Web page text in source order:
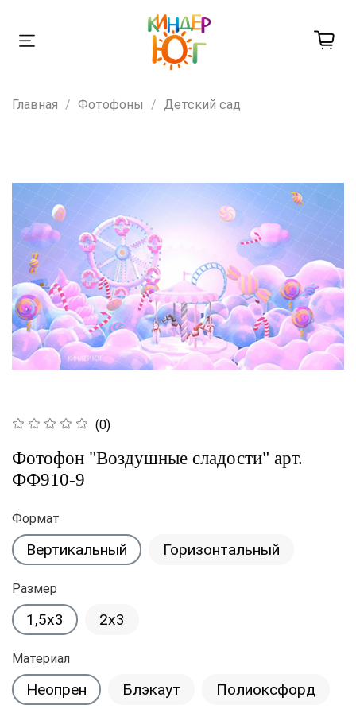
Главная Фотофоны Детский сад
(0)
Фотофон "Воздушные сладости" арт.
ФФ910-9
Формат
Вертикальный Горизонтальный
Размер
1,5x3 2x3
Материал
Неопрен Блэкаут Полиоксфорд